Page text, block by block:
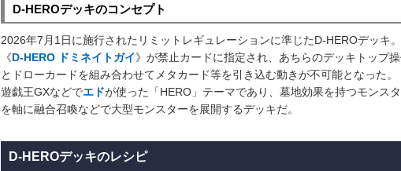
D-HEROデッキのコンセプト
2026年7月1日に施行されたリミットレギュレーションに準じたD-HEROデッキ。
《D-HERO ドミネイトガイ》が禁止カードに指定され、あちらのデッキトップ
とドローカードを組み合わせてメタカード等を引き込む動きが不可能となった。
遊戯王GXなどでエドが使った「HERO」テーマであり、墓地効果を持つモンス
を軸に融合召喚などで大型モンスターを展開するデッキだ。
D-HEROデッキのレシピ